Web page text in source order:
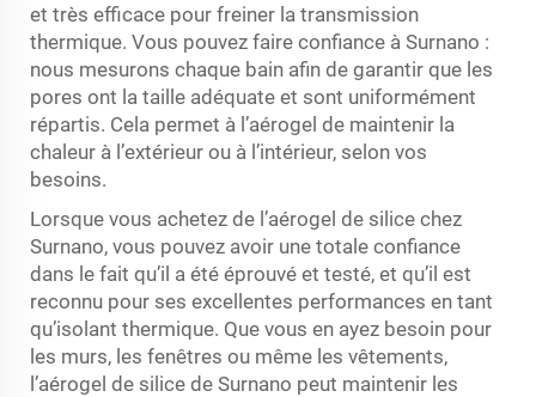
et très efficace pour freiner la transmission
thermique. Vous pouvez faire confiance à Surnano :
nous mesurons chaque bain afin de garantir que les
pores ont la taille adéquate et sont uniformément
répartis. Cela permet à l’aérogel de maintenir la
chaleur à l’extérieur ou à l’intérieur, selon vos
besoins.
Lorsque vous achetez de l’aérogel de silice chez
Surnano, vous pouvez avoir une totale confiance
dans le fait qu’il a été éprouvé et testé, et qu’il est
reconnu pour ses excellentes performances en tant
qu’isolant thermique. Que vous en ayez besoin pour
les murs, les fenêtres ou même les vêtements,
l’aérogel de silice de Surnano peut maintenir les